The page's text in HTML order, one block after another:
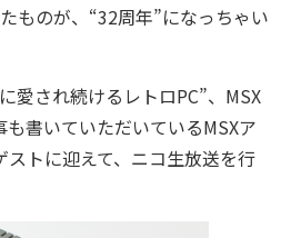
ものが、“32周年”になっちゃい
愛され続けるレトロPC”、MSX
書いていただいているMSXア
ストに迎えて、ニコ生放送を行